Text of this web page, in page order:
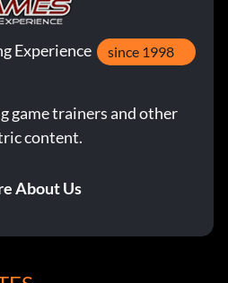
Experience since 1998
game trainers and other
content.
About Us